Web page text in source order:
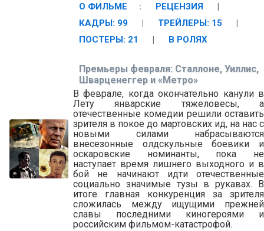
О ФИЛЬМЕ : РЕЦЕНЗИЯ
КАДРЫ: 99
ТРЕЙЛЕРЫ: 15
ПОСТЕРЫ: 21
В РОЛЯХ
Премьеры февраля: Сталлоне, Уиллис,
Шварценеггер и «Метро»
В феврале, когда окончательно канули в
Лету январские тяжеловесы, а
отечественные комедии решили оставить
зрителя в покое до мартовских ид, на нас с
новыми силами набрасываются
внесезонные олдскульные боевики и
оскаровские номинанты, пока не
наступает время лишнего выходного и в
бой не начинают идти отечественные
социально значимые тузы в рукавах. В
итоге главная конкуренция за зрителя
сложилась между ищущими прежней
славы последними киногероями и
российским фильмом-катастрофой.